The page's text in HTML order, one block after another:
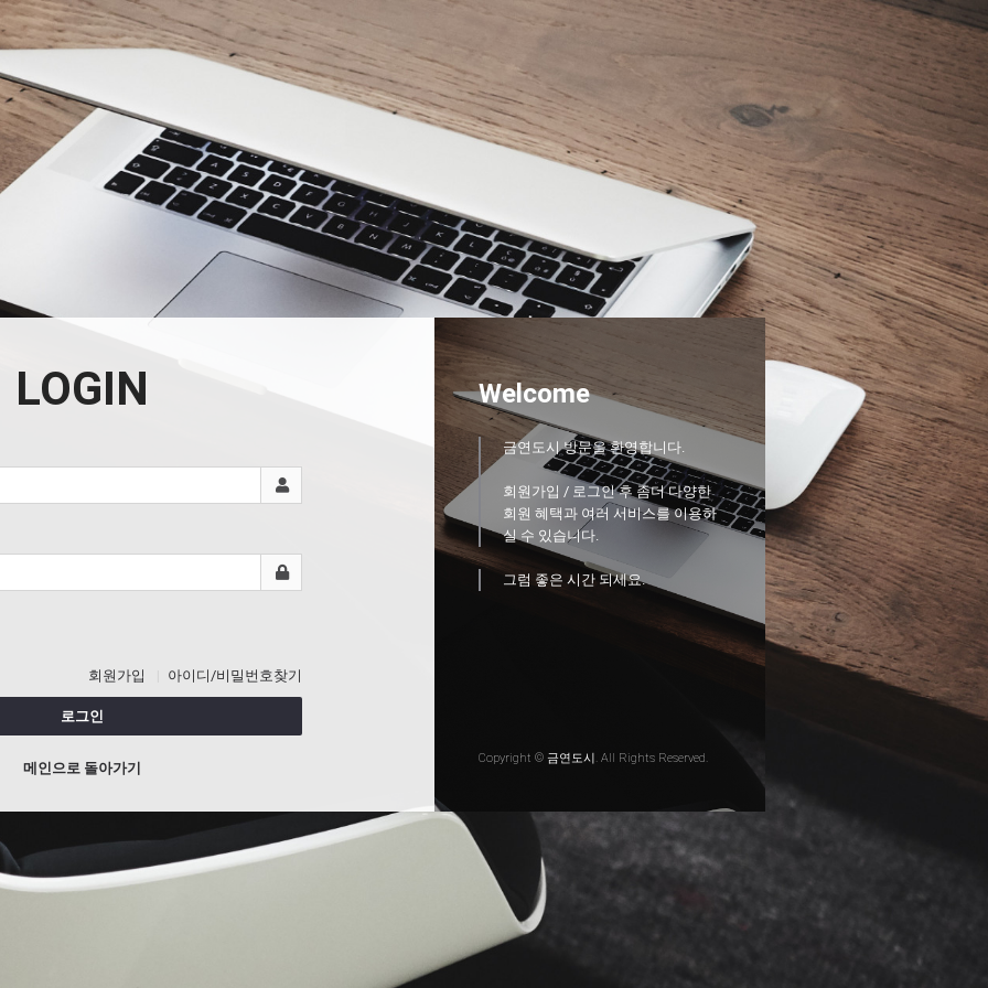
LOGIN
회원가입 아이디/비밀번호찾기
로그인
메인으로 돌아가기
Welcome
금연도시 방문을 환영합니다.
회원가입 / 로그인 후 좀더 다양한
회원 혜택과 여러 서비스를 이용하
실 수 있습니다.
그럼 좋은 시간 되세요.
Copyright © 금연도시. All Rights Reserved.